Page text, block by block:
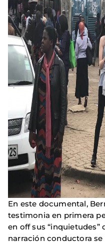
En este documental,
testimonia en primera
en off sus “inquietudes”
narración conductora